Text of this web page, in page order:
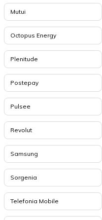
Mutui
Octopus Energy
Plenitude
Postepay
Pulsee
Revolut
Samsung
Sorgenia
Telefonia Mobile